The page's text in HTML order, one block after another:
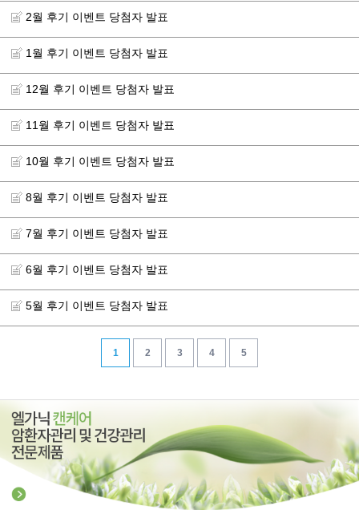
2월 후기 이벤트 당첨자 발표
1월 후기 이벤트 당첨자 발표
12월 후기 이벤트 당첨자 발표
11월 후기 이벤트 당첨자 발표
10월 후기 이벤트 당첨자 발표
8월 후기 이벤트 당첨자 발표
7월 후기 이벤트 당첨자 발표
6월 후기 이벤트 당첨자 발표
5월 후기 이벤트 당첨자 발표
1 2 3 4 5